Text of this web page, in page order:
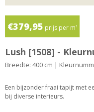
€379,95 prijs per m¹
Lush [1508] -
Breedte: 400 cm |
Een bijzonder fraai tapijt met
bij diverse interieurs.